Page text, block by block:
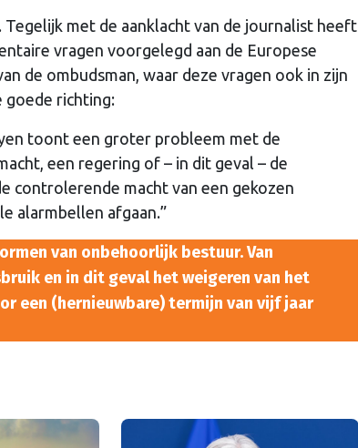
met de aanklacht van de journalist heeft
vragen voorgelegd aan de Europese
de ombudsman, waar deze vragen ook in zijn
goede richting:
toont een groter probleem met de
een regering of – in dit geval – de
controlerende macht van een gekozen
alarmbellen afgaan.”
van onbehoorlijk bestuur. Van
en in dit geval het weigeren van het
een (hernieuwbare) termijn van vijf jaar